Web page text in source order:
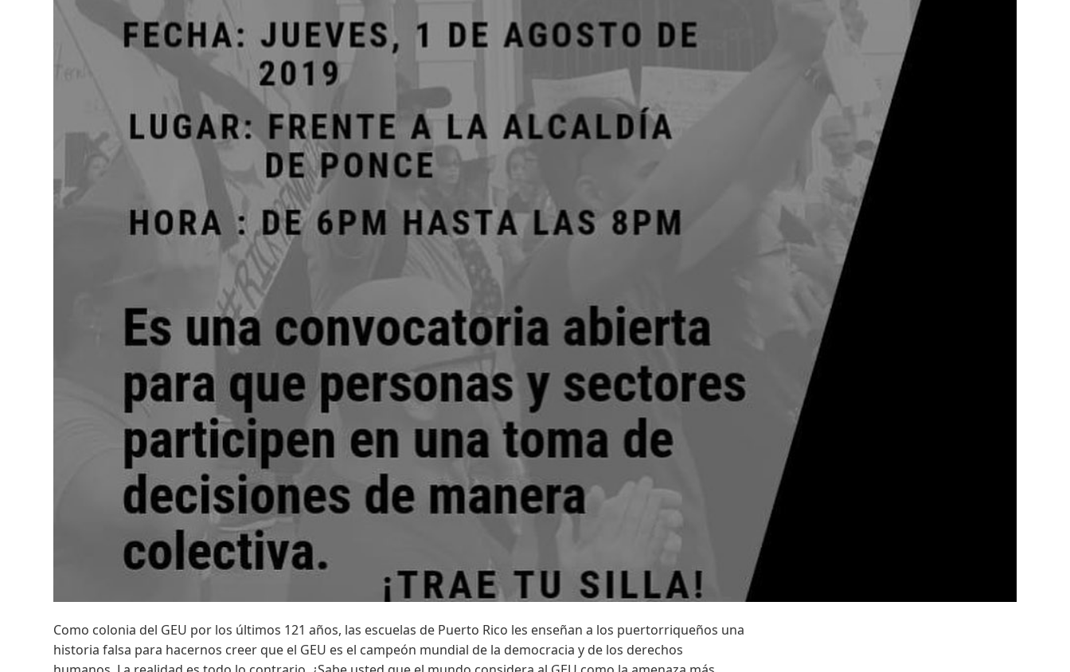
Como colonia del GEU por los últimos 121 años, las escuelas de Puerto Rico les enseñan a los puertorriqueños una
historia falsa para hacernos creer que el GEU es el campeón mundial de la democracia y de los derechos